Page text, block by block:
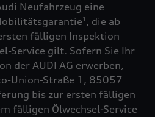
Neufahrzeug eine
1 , die ab
fälligen Inspektion
Service gilt. Sofern Sie Ihr
der AUDI AG erwerben,
Union-Straße 1, 85057
bis zur ersten fälligen
fälligen Ölwechsel-Service